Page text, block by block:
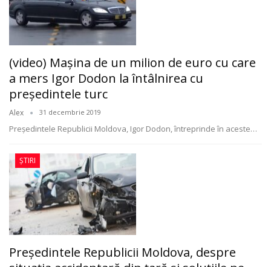
(video) Mașina de un milion de euro cu care
a mers Igor Dodon la întâlnirea cu
președintele turc
Alex 31 decembrie 2019
Președintele Republicii Moldova, Igor Dodon, întreprinde în aceste…
ȘTIRI
Preşedintele Republicii Moldova, despre